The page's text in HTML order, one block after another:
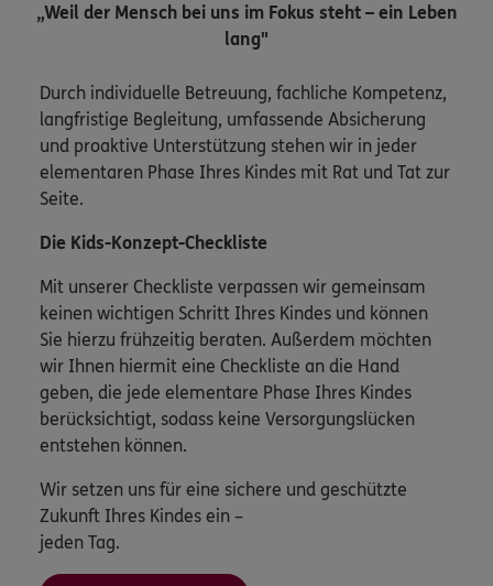
„Weil der Mensch bei uns im Fokus steht – ein Leben
lang"
Durch individuelle Betreuung, fachliche Kompetenz,
langfristige Begleitung, umfassende Absicherung
und proaktive Unterstützung stehen wir in jeder
elementaren Phase Ihres Kindes mit Rat und Tat zur
Seite.
Die Kids-Konzept-Checkliste
Mit unserer Checkliste verpassen wir gemeinsam
keinen wichtigen Schritt Ihres Kindes und können
Sie hierzu frühzeitig beraten. Außerdem möchten
wir Ihnen hiermit eine Checkliste an die Hand
geben, die jede elementare Phase Ihres Kindes
berücksichtigt, sodass keine Versorgungslücken
entstehen können.
Wir setzen uns für eine sichere und geschützte
Zukunft Ihres Kindes ein –
jeden Tag.